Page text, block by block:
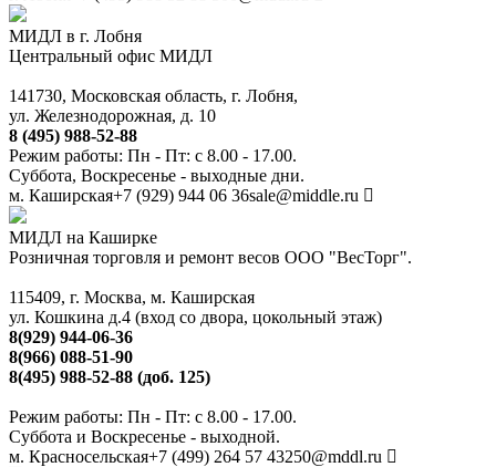
МИДЛ в г. Лобня
Центральный офис МИДЛ
141730, Московская область, г. Лобня,
ул. Железнодорожная, д. 10
8 (495) 988-52-88
Режим работы: Пн - Пт: с 8.00 - 17.00.
Суббота, Воскресенье - выходные дни.
м. Каширская+7 (929) 944 06 36sale@middle.ru
МИДЛ на Каширке
Розничная торговля и ремонт весов ООО "ВесТорг".
115409, г. Москва, м. Каширская
ул. Кошкина д.4 (вход со двора, цокольный этаж)
8(929) 944-06-36
8(966) 088-51-90
8(495) 988-52-88 (доб. 125)
Режим работы: Пн - Пт: с 8.00 - 17.00.
Суббота и Воскресенье - выходной.
м. Красносельская+7 (499) 264 57 43250@mddl.ru